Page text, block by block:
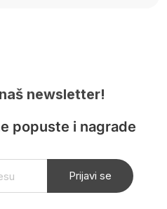
newsletter!
popuste i nagrade
Prijavi se